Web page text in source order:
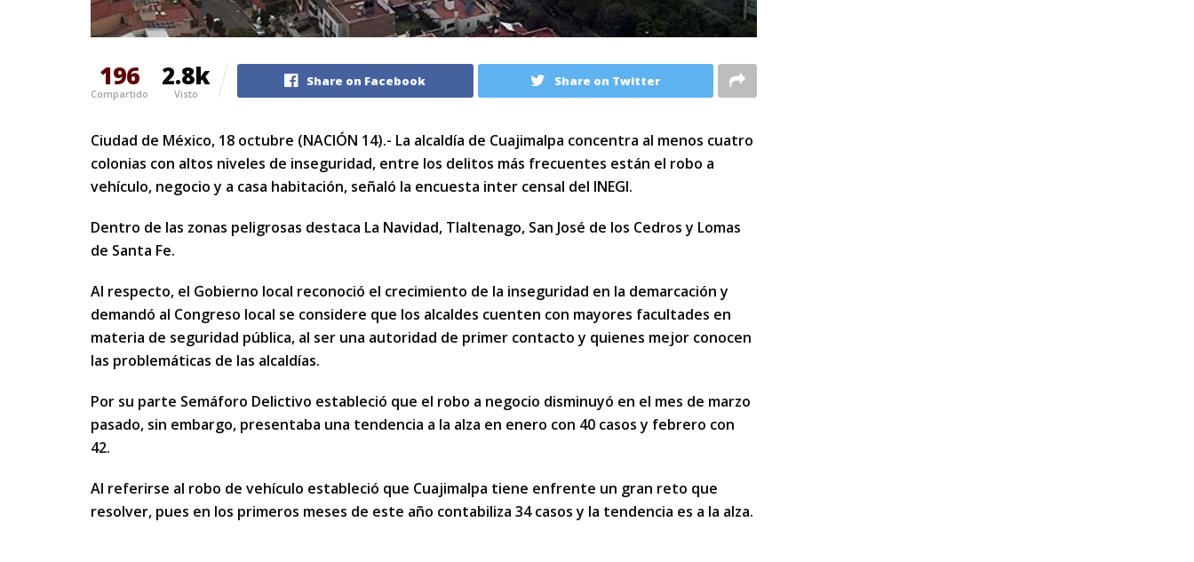
196
Compartido
2.8k
Visto
Share on Facebook Share on Twitter
Ciudad de México, 18 octubre (NACIÓN 14).- La alcaldía de Cuajimalpa concentra al menos cuatro
colonias con altos niveles de inseguridad, entre los delitos más frecuentes están el robo a
vehículo, negocio y a casa habitación, señaló la encuesta inter censal del INEGI.
Dentro de las zonas peligrosas destaca La Navidad, Tlaltenago, San José de los Cedros y Lomas
de Santa Fe.
Al respecto, el Gobierno local reconoció el crecimiento de la inseguridad en la demarcación y
demandó al Congreso local se considere que los alcaldes cuenten con mayores facultades en
materia de seguridad pública, al ser una autoridad de primer contacto y quienes mejor conocen
las problemáticas de las alcaldías.
Por su parte Semáforo Delictivo estableció que el robo a negocio disminuyó en el mes de marzo
pasado, sin embargo, presentaba una tendencia a la alza en enero con 40 casos y febrero con
42.
Al referirse al robo de vehículo estableció que Cuajimalpa tiene enfrente un gran reto que
resolver, pues en los primeros meses de este año contabiliza 34 casos y la tendencia es a la alza.